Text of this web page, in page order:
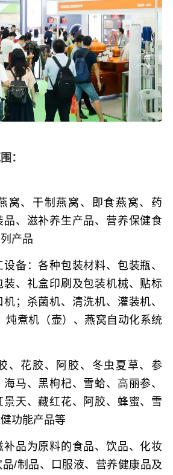
：
窝、干制燕窝、即食燕窝、药
品、滋补养生产品、营养保健食
产品
设备：各种包装材料、包装瓶、
装、礼盒印刷及包装机械、贴标
；杀菌机、清洗机、灌装机、
炖煮机（壶）、燕窝自动化系统
、花胶、阿胶、冬虫夏草、参
马、黑枸杞、雪蛤、高丽参、
景天、藏红花、阿胶、蜂蜜、雪
功能产品等
补品为原料的食品、饮品、化妆
/制品、口服液、营养健康品及